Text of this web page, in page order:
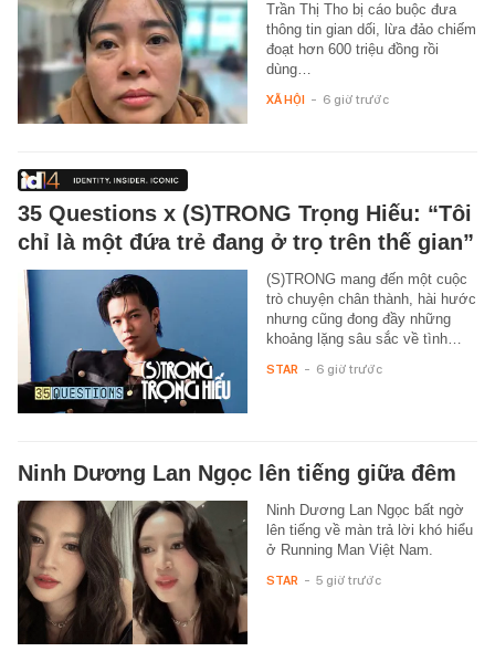
Trần Thị Tho bị cáo buộc đưa
thông tin gian dối, lừa đảo chiếm
đoạt hơn 600 triệu đồng rồi
dùng…
XÃ HỘI - 6 giờ trước
35 Questions x (S)TRONG Trọng Hiếu: “Tôi
chỉ là một đứa trẻ đang ở trọ trên thế gian”
(S)TRONG mang đến một cuộc
trò chuyện chân thành, hài hước
nhưng cũng đong đầy những
khoảng lặng sâu sắc về tình…
STAR - 6 giờ trước
Ninh Dương Lan Ngọc lên tiếng giữa đêm
Ninh Dương Lan Ngọc bất ngờ
lên tiếng về màn trả lời khó hiểu
ở Running Man Việt Nam.
STAR - 5 giờ trước